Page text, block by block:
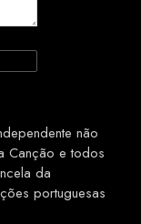
não
Canção e todos
da
portuguesas